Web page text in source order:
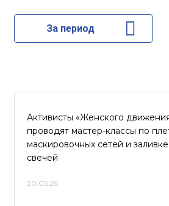
За период
Активисты «Женского
проводят мастер-классы по
маскировочных сетей и
свечей
20.05.26